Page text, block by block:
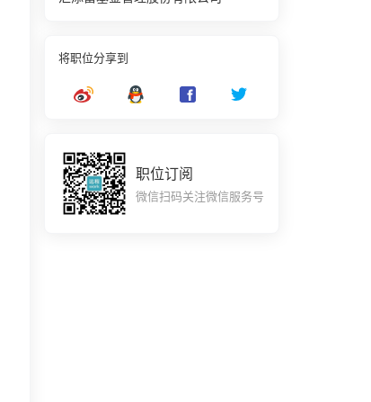
将职位分享到
职位订阅
微信扫码关注微信服务号